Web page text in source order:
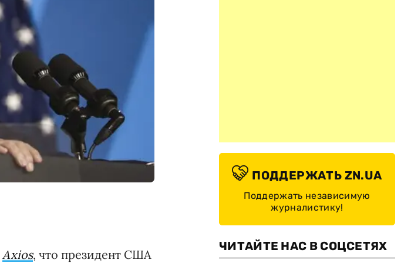
Axios, что президент США
ПОДДЕРЖАТЬ ZN.UA
Поддержать независимую
журналистику!
ЧИТАЙТЕ НАС В СОЦСЕТЯХ